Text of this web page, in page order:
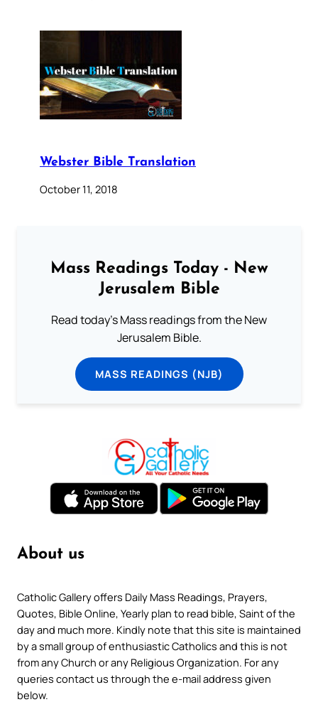
Webster Bible Translation
October 11, 2018
Mass Readings Today - New
Jerusalem Bible
Read today's Mass readings from the New
Jerusalem Bible.
MASS READINGS (NJB)
About us
Catholic Gallery offers Daily Mass Readings, Prayers,
Quotes, Bible Online, Yearly plan to read bible, Saint of the
day and much more. Kindly note that this site is maintained
by a small group of enthusiastic Catholics and this is not
from any Church or any Religious Organization. For any
queries contact us through the e-mail address given
below.